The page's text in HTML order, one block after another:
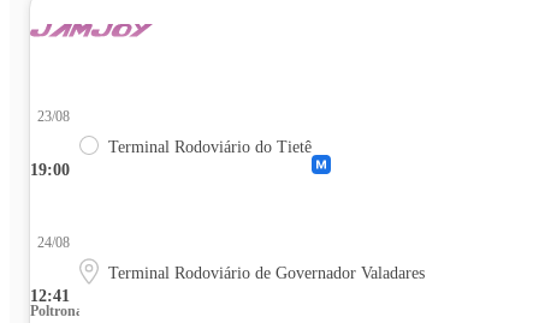
19:00
23/08
Terminal Rodoviário do Tietê
12:41
24/08
Terminal Rodoviário de Governador Valadares
Poltrona